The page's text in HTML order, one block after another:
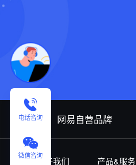
电话咨询
微信咨询
网易自营品牌
关于我们 产品&服务